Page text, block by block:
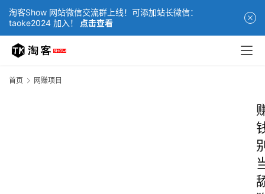
淘客Show 网站微信交流群上线！可添加站长微信：
taoke2024 加入！
点击查看
首页 网赚项目